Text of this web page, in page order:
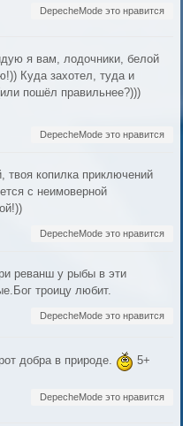
DepecheMode это нравится
я вам, лодочники, белой
Куда захотел, туда и
пошёл правильнее?)))
DepecheMode это нравится
твоя копилка приключений
с неимоверной
DepecheMode это нравится
реванш у рыбы в эти
троицу любит.
DepecheMode это нравится
добра в природе. 5+
DepecheMode это нравится